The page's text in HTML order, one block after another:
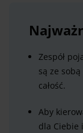
Zespół
są ze
całość.
Aby
dla Ciebie